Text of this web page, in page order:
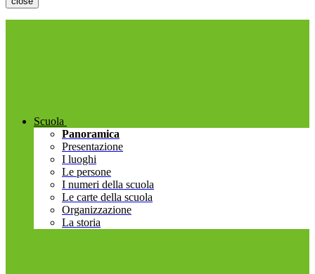
Scuola
Panoramica
Presentazione
I luoghi
Le persone
I numeri della scuola
Le carte della scuola
Organizzazione
La storia